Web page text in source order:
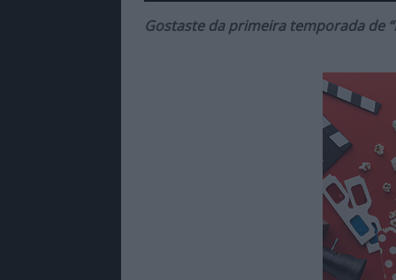
Gostaste da primeira temporada de